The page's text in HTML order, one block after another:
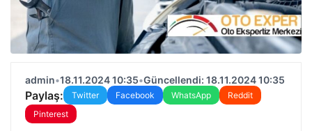
admin•18.11.2024 10:35•Güncellendi: 18.11.2024 10:35
Paylaş: Twitter Facebook WhatsApp
Reddit
Pinterest